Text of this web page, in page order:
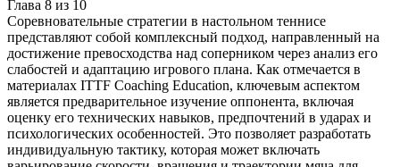
Глава 8 из 10
Соревновательные стратегии в настольном теннисе
представляют собой комплексный подход, направленный на
достижение превосходства над соперником через анализ его
слабостей и адаптацию игрового плана. Как отмечается в
материалах ITTF Coaching Education, ключевым аспектом
является предварительное изучение оппонента, включая
оценку его технических навыков, предпочтений в ударах и
психологических особенностей. Это позволяет разработать
индивидуальную тактику, которая может включать